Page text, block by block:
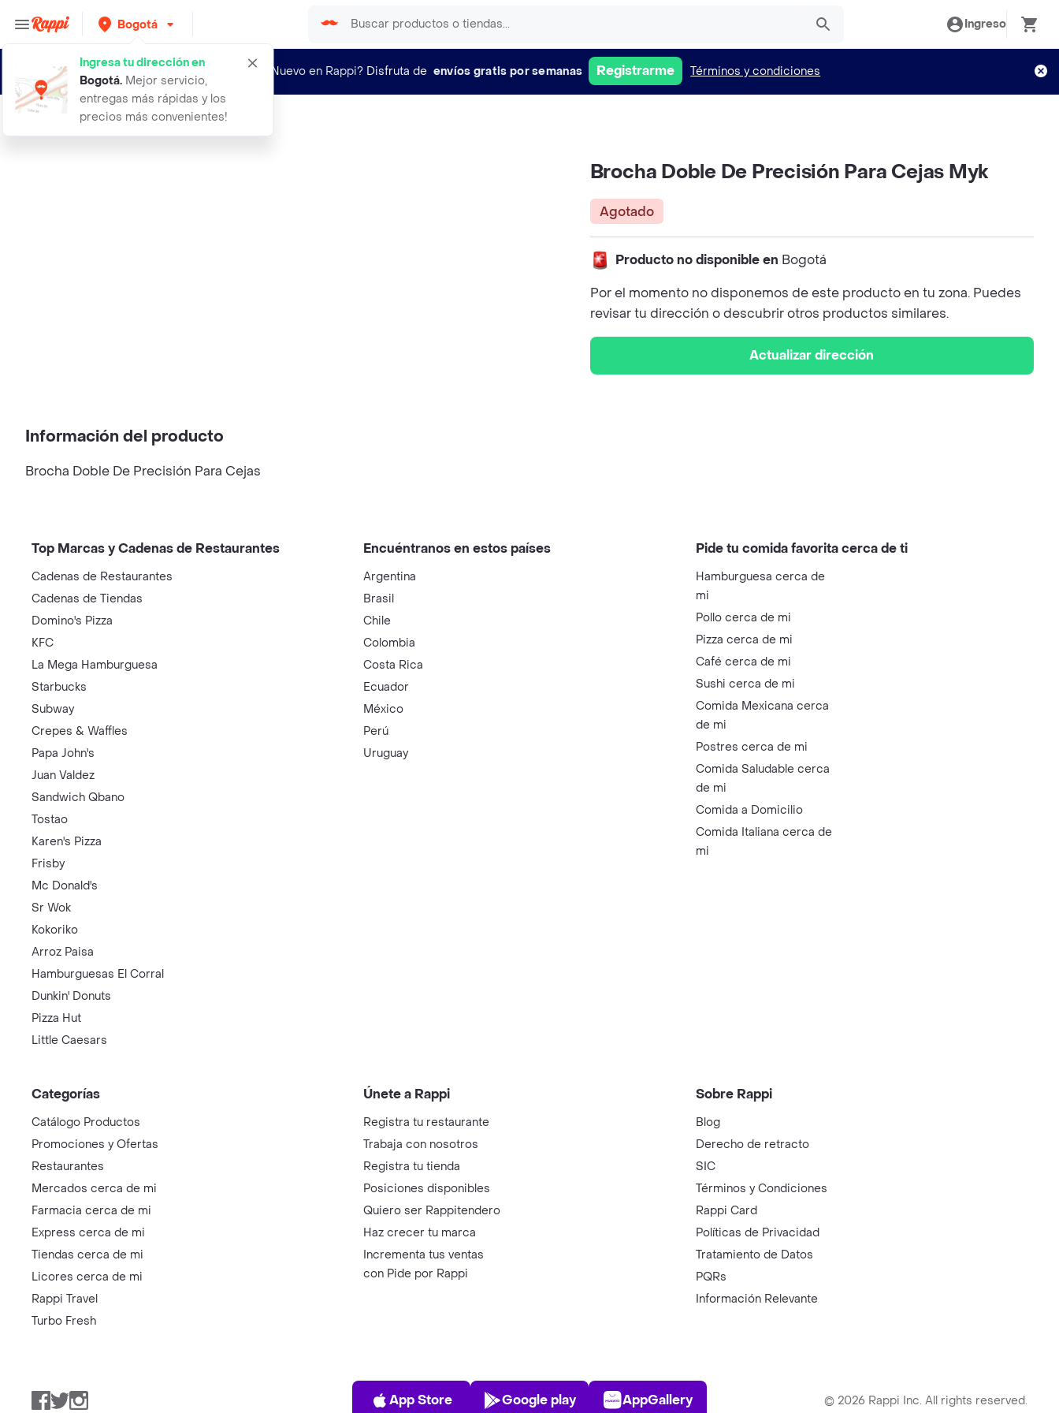
Bogotá
Ingresa tu dirección en
Bogotá. Mejor servicio,
entregas más rápidas y los
precios más convenientes!
Ingreso
¿Nuevo en Rappi? Disfruta de envíos gratis por semanas Registrarme Términos y condiciones
brocha doble de precision para ceja
Brocha Doble De Precisión Para Cejas Myk
Agotado
Producto no disponible en Bogotá
Por el momento no disponemos de este producto en tu zona. Puedes
revisar tu dirección o descubrir otros productos similares.
Actualizar dirección
Información del producto
Brocha Doble De Precisión Para Cejas
Top Marcas y Cadenas de Restaurantes
Cadenas de Restaurantes
Cadenas de Tiendas
Domino's Pizza
KFC
La Mega Hamburguesa
Starbucks
Subway
Crepes & Waffles
Papa John's
Juan Valdez
Sandwich Qbano
Tostao
Karen's Pizza
Frisby
Mc Donald's
Sr Wok
Kokoriko
Arroz Paisa
Hamburguesas El Corral
Dunkin' Donuts
Pizza Hut
Little Caesars
Encuéntranos en estos países
Argentina
Brasil
Chile
Colombia
Costa Rica
Ecuador
México
Perú
Uruguay
Pide tu comida favorita cerca de ti
Hamburguesa cerca de
mi
Pollo cerca de mi
Pizza cerca de mi
Café cerca de mi
Sushi cerca de mi
Comida Mexicana cerca
de mi
Postres cerca de mi
Comida Saludable cerca
de mi
Comida a Domicilio
Comida Italiana cerca de
mi
Categorías
Catálogo Productos
Promociones y Ofertas
Restaurantes
Mercados cerca de mi
Farmacia cerca de mi
Express cerca de mi
Tiendas cerca de mi
Licores cerca de mi
Rappi Travel
Turbo Fresh
Únete a Rappi
Registra tu restaurante
Trabaja con nosotros
Registra tu tienda
Posiciones disponibles
Quiero ser Rappitendero
Haz crecer tu marca
Incrementa tus ventas
con Pide por Rappi
Sobre Rappi
Blog
Derecho de retracto
SIC
Términos y Condiciones
Rappi Card
Políticas de Privacidad
Tratamiento de Datos
PQRs
Información Relevante
Facebook
TwitterInstagram
App Store
App Store
Play Store
Google play
AppGallery
AppGallery © 2026 Rappi Inc. All rights reserved.